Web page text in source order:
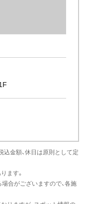
金額、休日は原則として定
ます。
場合がございますので、各施